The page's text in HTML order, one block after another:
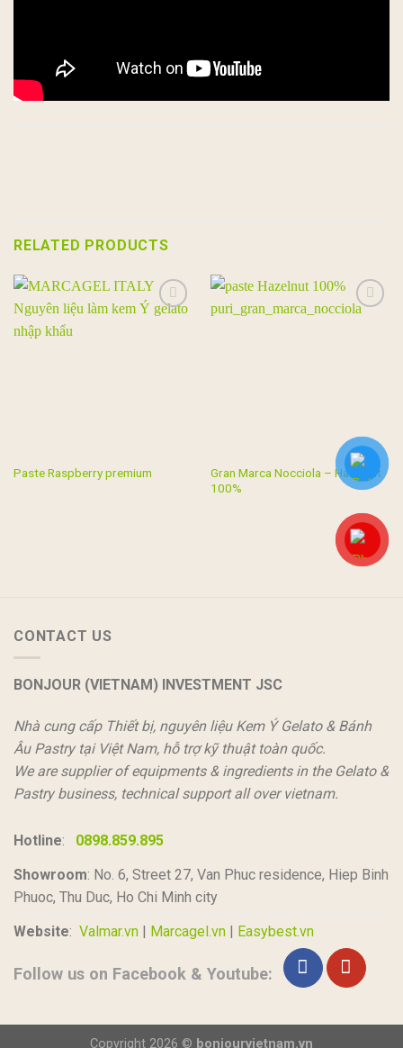
RELATED PRODUCTS
Add to
Paste Raspberry premium
Gran Marca Nocciola – Hazelnut
100%
CONTACT US
BONJOUR (VIETNAM) INVESTMENT JSC
Nhà cung cấp Thiết bị, nguyên liệu Kem Ý Gelato & Bánh
Âu Pastry tại Việt Nam, hỗ trợ kỹ thuật toàn quốc.
We are supplier of equipments & ingredients in the Gelato &
Pastry business, technical support all over vietnam.
Hotline: 0898.859.895
Showroom: No. 6, Street 27, Van Phuc residence, Hiep Binh
Phuoc, Thu Duc, Ho Chi Minh city
Website: Valmar.vn | Marcagel.vn | Easybest.vn
Follow us on Facebook & Youtube:
Copyright 2026 © bonjourvietnam.vn